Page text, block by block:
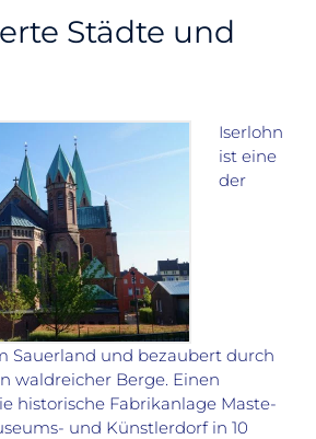
Städte und
Iserlohn
ist eine
der
Sauerland und bezaubert durch
waldreicher Berge. Einen
historische Fabrikanlage Maste-
und Künstlerdorf in 10